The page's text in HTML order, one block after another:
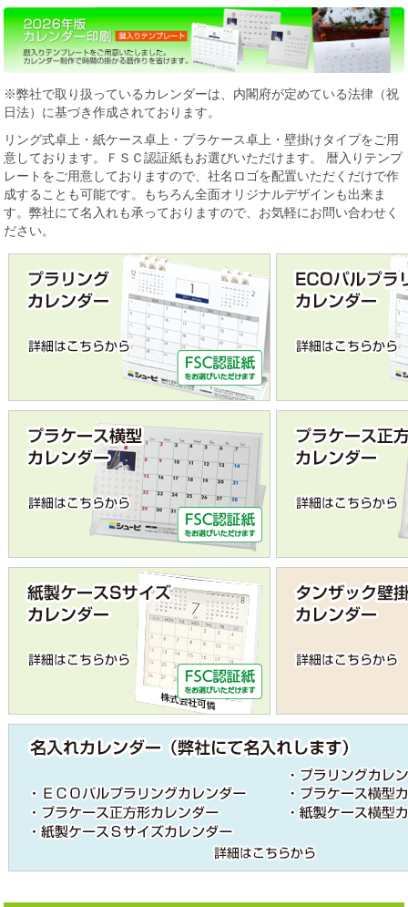
※弊社で取り扱っているカレンダーは、内閣府が定めている法律（祝
日法）に基づき作成されております。
リング式卓上・紙ケース卓上・プラケース卓上・壁掛けタイプをご用
意しております。ＦＳＣ認証紙もお選びいただけます。 暦入りテンプ
レートをご用意しておりますので、社名ロゴを配置いただくだけで作
成することも可能です。もちろん全面オリジナルデザインも出来ま
す。弊社にて名入れも承っておりますので、お気軽にお問い合わせく
ださい。